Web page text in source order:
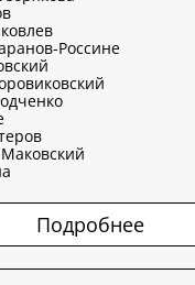
Россине
Подробнее